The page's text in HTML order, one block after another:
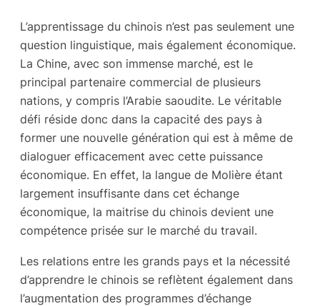
L’apprentissage du chinois n’est pas seulement une
question linguistique, mais également économique.
La Chine, avec son immense marché, est le
principal partenaire commercial de plusieurs
nations, y compris l’Arabie saoudite. Le véritable
défi réside donc dans la capacité des pays à
former une nouvelle génération qui est à même de
dialoguer efficacement avec cette puissance
économique. En effet, la langue de Molière étant
largement insuffisante dans cet échange
économique, la maitrise du chinois devient une
compétence prisée sur le marché du travail.
Les relations entre les grands pays et la nécessité
d’apprendre le chinois se reflètent également dans
l’augmentation des programmes d’échange